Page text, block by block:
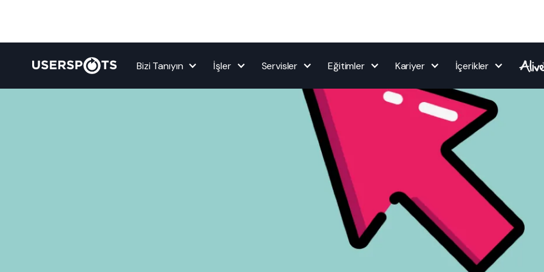
Bizi Tanıyın İşler Servisler Eğitimler Kariyer İçerikler